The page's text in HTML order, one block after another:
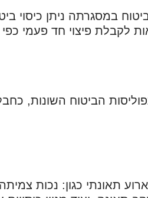
במסגרתה ניתן כיסוי
לקבלת פיצוי חד פעמי
הביטוח השונות,
תאונתי כגון: נכות